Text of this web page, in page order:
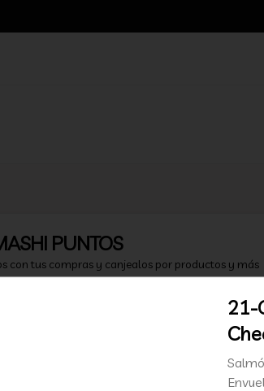
PUNTOS
con tus compras y canjealos por productos y más
-25
21-